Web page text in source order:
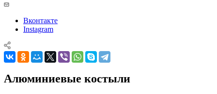
Вконтакте
Instagram
Алюминиевые костыли